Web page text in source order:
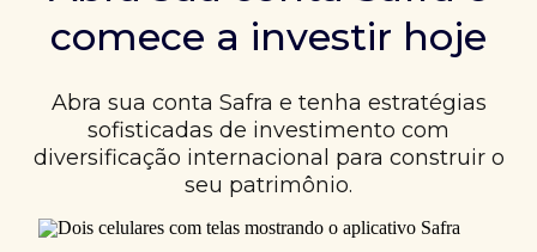
comece a investir hoje
Abra sua conta Safra e tenha estratégias
sofisticadas de investimento com
diversificação internacional para construir o
seu patrimônio.